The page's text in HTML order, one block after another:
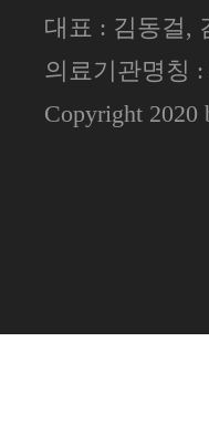
대표 : 김동걸,
의료기관명칭
Copyright 2020